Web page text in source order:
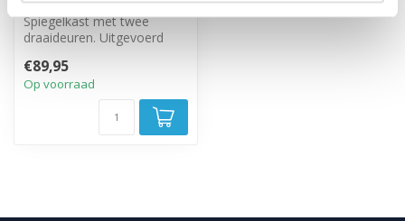
Spiegelkast met twee
draaideuren. Uitgevoerd
breed, 20...
€89,95
Op voorraad